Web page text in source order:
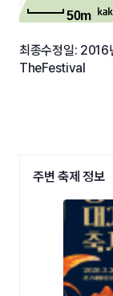
50m
최종수정일:
TheFestival
주변 축제 정보